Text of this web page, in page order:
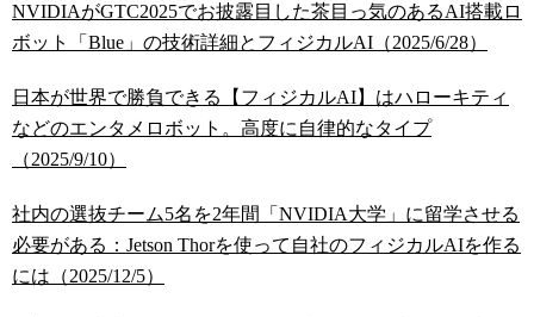
NVIDIAがGTC2025でお披露目した茶目っ気のあるAI搭載ロ
ボット「Blue」の技術詳細とフィジカルAI（2025/6/28）
日本が世界で勝負できる【フィジカルAI】はハローキティ
などのエンタメロボット。高度に自律的なタイプ
（2025/9/10）
社内の選抜チーム5名を2年間「NVIDIA大学」に留学させる
必要がある：Jetson Thorを使って自社のフィジカルAIを作る
には（2025/12/5）